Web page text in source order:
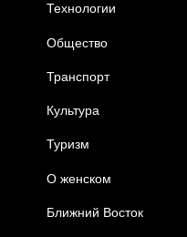
Технологии
Общество
Транспорт
Культура
Туризм
О женском
Ближний Восток